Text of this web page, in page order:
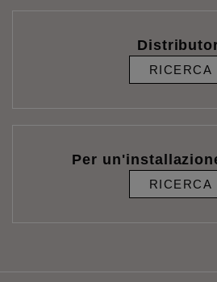
RICERCA
Per
RICERCA